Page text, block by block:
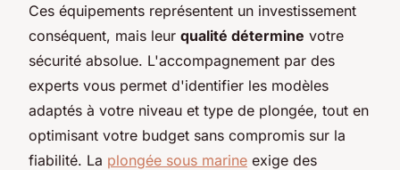
Ces équipements représentent un investissement
conséquent, mais leur qualité détermine votre
sécurité absolue. L'accompagnement par des
experts vous permet d'identifier les modèles
adaptés à votre niveau et type de plongée, tout en
optimisant votre budget sans compromis sur la
fiabilité. La plongée sous marine exige des